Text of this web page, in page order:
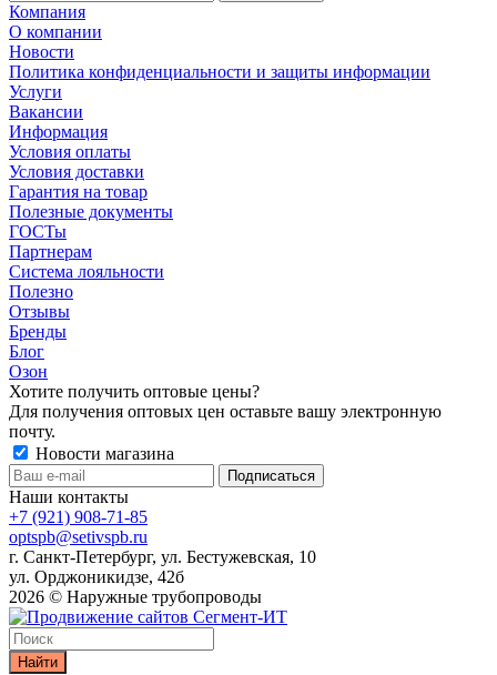
Компания
О компании
Новости
Политика конфиденциальности и защиты информации
Услуги
Вакансии
Информация
Условия оплаты
Условия доставки
Гарантия на товар
Полезные документы
ГОСТы
Партнерам
Система лояльности
Полезно
Отзывы
Бренды
Блог
Озон
Хотите получить оптовые цены?
Для получения оптовых цен оставьте вашу электронную
почту.
Новости магазина
Наши контакты
+7 (921) 908-71-85
optspb@setivspb.ru
г. Санкт-Петербург, ул. Бестужевская, 10
ул. Орджоникидзе, 42б
2026 © Наружные трубопроводы
Найти